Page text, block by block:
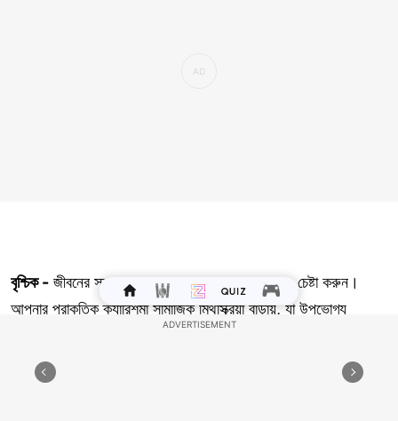
বৃশ্চিক - জীবনের সকল ক্ষেত্রে ভারসাম্য বজায় রাখার জন্য চেষ্টা করুন।
আপনার প্রাকৃতিক ক্যারিশমা সামাজিক মিথস্ক্রিয়া বাড়ায়, যা উপভোগ্য
মনোযোগী এবং সংগঠিত থাকুন। সন্ধেটি আপনার শক্তিকে বিশ্রাম এবং রিচার্জ
করার জন্য উপযুক্ত।